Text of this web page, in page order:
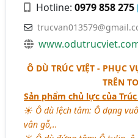
Hotline:0979 858 275
Ô DÙ TRÚC VIỆT - PHỤC
TRÊN
Sản phẩm chủ lực của
☀ Ô dù lệch tâm: Ô dạng
vân gỗ,..